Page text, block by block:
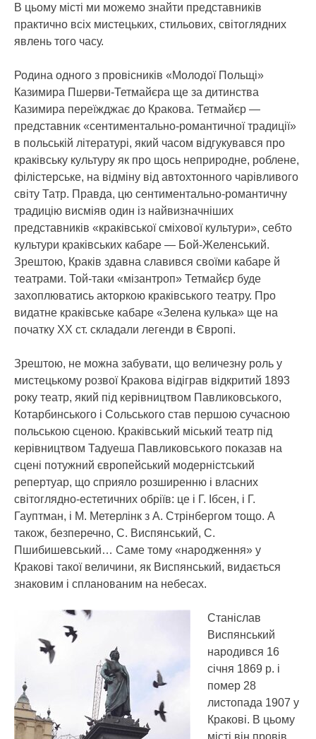
В цьому місті ми можемо знайти представників
практично всіх мистецьких, стильових, світоглядних
явлень того часу.
Родина одного з провісників «Молодої Польщі»
Казимира Пшерви-Тетмайєра ще за дитинства
Казимира переїжджає до Кракова. Тетмайєр —
представник «сентиментально-романтичної традиції»
в польській літературі, який часом відгукувався про
краківську культуру як про щось неприродне, роблене,
філістерське, на відміну від автохтонного чарівливого
світу Татр. Правда, цю сентиментально-романтичну
традицію висміяв один із найвизначніших
представників «краківської сміхової культури», себто
культури краківських кабаре — Бой-Желенський.
Зрештою, Краків здавна славився своїми кабаре й
театрами. Той-таки «мізантроп» Тетмайєр буде
захоплюватись акторкою краківського театру. Про
видатне краківське кабаре «Зелена кулька» ще на
початку ХХ ст. складали легенди в Європі.
Зрештою, не можна забувати, що величезну роль у
мистецькому розвої Кракова відіграв відкритий 1893
року театр, який під керівництвом Павликовського,
Котарбинського і Сольського став першою сучасною
польською сценою. Краківський міський театр під
керівництвом Тадуеша Павликовського показав на
сцені потужний європейський модерністський
репертуар, що сприяло розширенню і власних
світоглядно-естетичних обріїв: це і Г. Ібсен, і Г.
Гауптман, і М. Метерлінк з А. Стрінбергом тощо. А
також, безперечно, С. Виспянський, С.
Пшибишевський… Саме тому «народження» у
Кракові такої величини, як Виспянський, видається
знаковим і спланованим на небесах.
Станіслав
Виспянський
народився 16
січня 1869 р. і
помер 28
листопада 1907 у
Кракові. В цьому
місті він провів